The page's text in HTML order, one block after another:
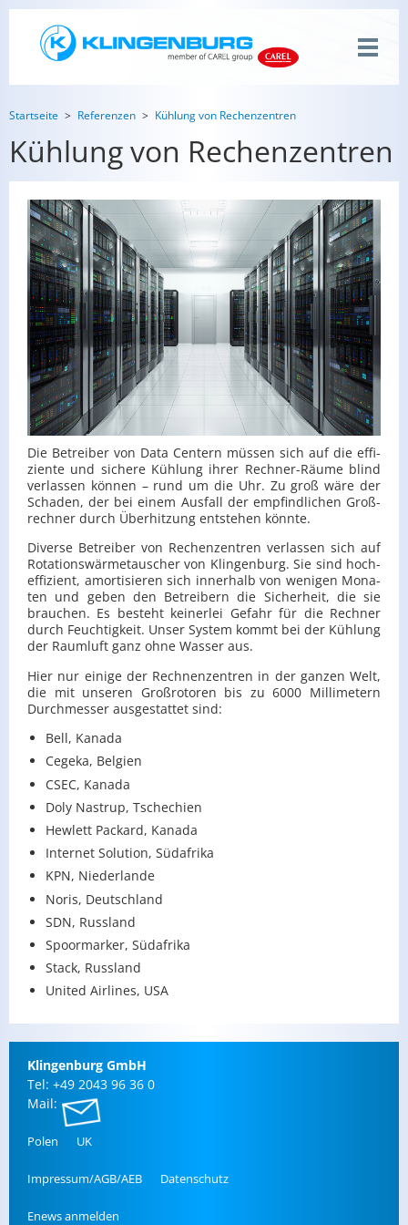
Startseite Referenzen Kühlung von Rechenzentren
Kühlung von Rechenzentren
Die Be­trei­ber von Data Cen­tern müs­sen sich auf die ef­fi­
zi­en­te und si­che­re Küh­lung ihrer Rech­ner-Räu­me blind
ver­las­sen kön­nen – rund um die Uhr. Zu groß wäre der
Scha­den, der bei einem Aus­fall der emp­find­li­chen Groß­
rech­ner durch Über­hit­zung ent­ste­hen könn­te.
Di­ver­se Be­trei­ber von Re­chen­zen­tren ver­las­sen sich auf
Ro­ta­ti­ons­wär­me­tau­scher von Klin­gen­burg. Sie sind hoch­
ef­fi­zi­ent, amor­ti­sie­ren sich in­ner­halb von we­ni­gen Mo­na­
ten und geben den Be­trei­bern die Si­cher­heit, die sie
brau­chen. Es be­steht kei­ner­lei Ge­fahr für die Rech­ner
durch Feuch­tig­keit. Unser Sys­tem kommt bei der Küh­lung
der Raum­luft ganz ohne Was­ser aus.
Hier nur ei­ni­ge der Rech­nen­zen­tren in der gan­zen Welt,
die mit un­se­ren Groß­ro­to­ren bis zu 6000 Mil­li­me­tern
Durch­mes­ser aus­ge­stat­tet sind:
Bell, Kanada
Cegeka, Belgien
CSEC, Kanada
Doly Nastrup, Tschechien
Hewlett Packard, Kanada
Internet Solution, Südafrika
KPN, Niederlande
Noris, Deutschland
SDN, Russland
Spoormarker, Südafrika
Stack, Russland
United Airlines, USA
Klin­gen­burg GmbH
Tel: +49 2043 96 36 0
Mail:
Polen UK
Im­pres­sum/AGB/AEB Da­ten­schutz
Enews an­mel­den